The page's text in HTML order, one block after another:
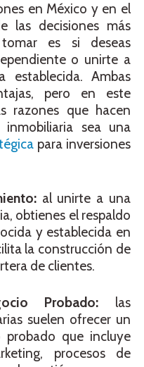
en México y en el
las decisiones más
es si deseas
o unirte a
establecida. Ambas
pero en este
razones que hacen
sea una
para inversiones
al unirte a una
obtienes el respaldo
y establecida en
la construcción de
de clientes.
Probado: las
suelen ofrecer un
que incluye
procesos de